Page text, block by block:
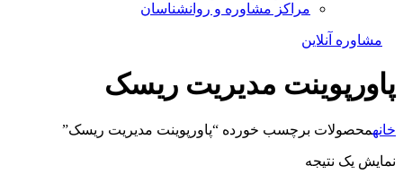
مراکز مشاوره و روانشناسان
مشاوره آنلاین
پاورپوینت مدیریت ریسک
خانهمحصولات برچسب خورده “پاورپوینت مدیریت ریسک”
نمایش یک نتیجه